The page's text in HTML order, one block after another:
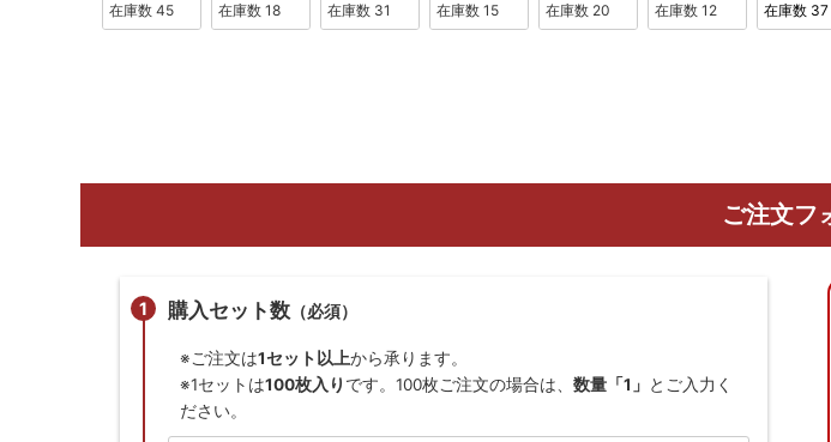
在庫数 45 在庫数 18 在庫数 31 在庫数 15
在庫数 20
在庫数 12
在庫数 37
ご注文フ
購入セット数（必須）
※ご注文は1セット以上から承ります。
※1セットは100枚入り です。100枚ご注文の場合は、 数量「1」 とご入力く
ださい。